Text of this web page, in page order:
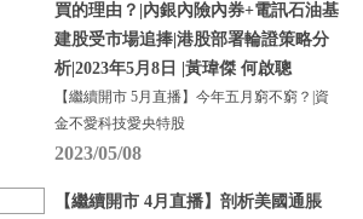
買的理由？|內銀內險內券+電訊石油基
建股受市場追捧|港股部署輪證策略分
析|2023年5月8日 |黃瑋傑 何啟聰
【繼續開市 5月直播】今年五月窮不窮？|資
金不愛科技愛央特股
2023/05/08
【繼續開市 4月直播】剖析美國通脹